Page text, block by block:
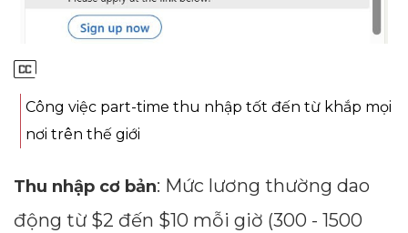
Công việc part-time thu nhập tốt đến từ khắp mọi
nơi trên thế giới
Thu nhập cơ bản: Mức lương thường dao
động từ $2 đến $10 mỗi giờ (300 - 1500